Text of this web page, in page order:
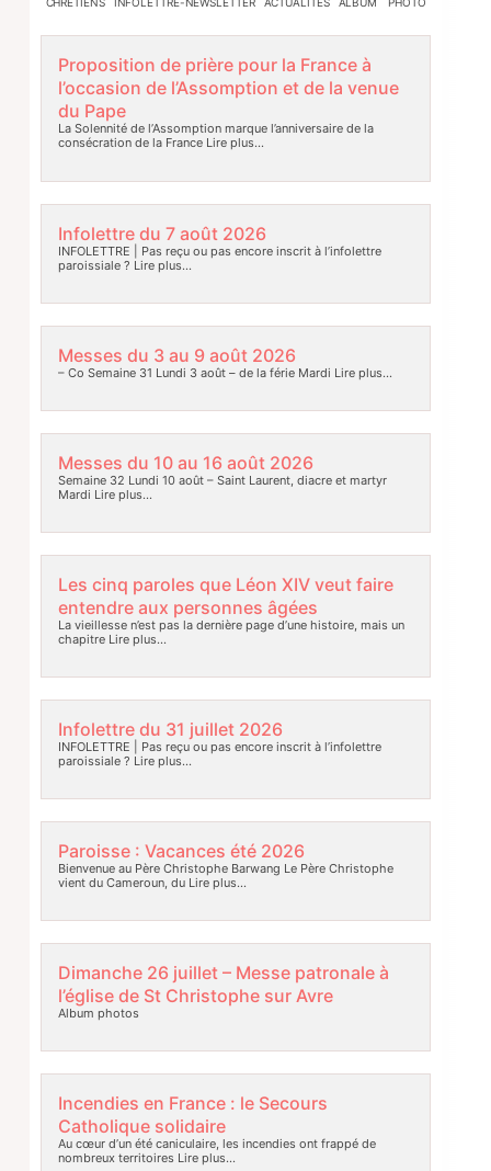
CHRÉTIENS INFOLETTRE-NEWSLETTER ACTUALITÉS ALBUM PHOTO
Proposition de prière pour la France à
l’occasion de l’Assomption et de la venue
du Pape
La Solennité de l’Assomption marque l’anniversaire de la
consécration de la FranceLire plus…
Infolettre du 7 août 2026
INFOLETTRE | Pas reçu ou pas encore inscrit à l’infolettre
paroissiale ? Lire plus…
Messes du 3 au 9 août 2026
– Co Semaine 31 Lundi 3 août – de la férie Mardi Lire plus…
Messes du 10 au 16 août 2026
Semaine 32 Lundi 10 août – Saint Laurent, diacre et martyr
Mardi Lire plus…
Les cinq paroles que Léon XIV veut faire
entendre aux personnes âgées
La vieillesse n’est pas la dernière page d’une histoire, mais un
chapitreLire plus…
Infolettre du 31 juillet 2026
INFOLETTRE | Pas reçu ou pas encore inscrit à l’infolettre
paroissiale ? Lire plus…
Paroisse : Vacances été 2026
Bienvenue au Père Christophe Barwang Le Père Christophe
vient du Cameroun, duLire plus…
Dimanche 26 juillet – Messe patronale à
l’église de St Christophe sur Avre
Album photos
Incendies en France : le Secours
Catholique solidaire
Au cœur d’un été caniculaire, les incendies ont frappé de
nombreux territoires Lire plus…